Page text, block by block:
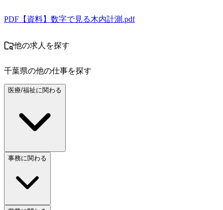
PDF 【資料】数字で見る木内計測.pdf
他の求人を探す
千葉県の他の仕事を探す
医療/福祉に関わる
事務に関わる